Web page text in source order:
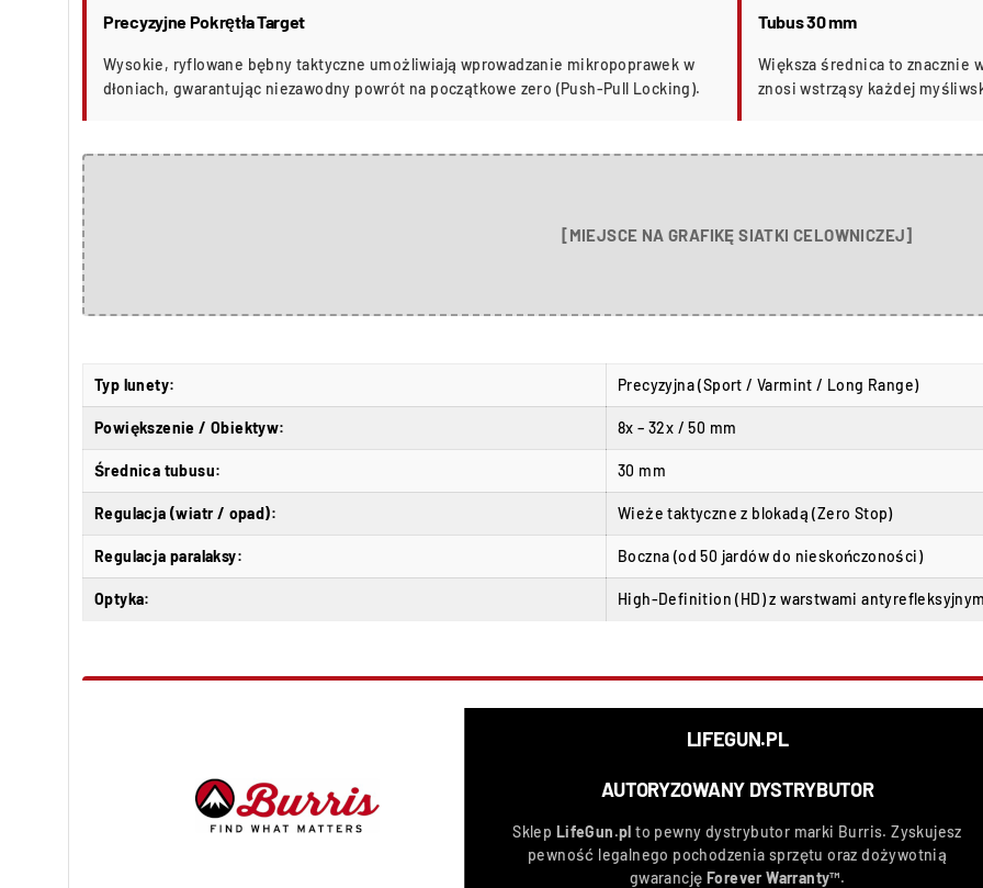
Precyzyjne Pokrętła Target
Wysokie, ryflowane bębny taktyczne umożliwiają wprowadzanie mikropoprawek w
dłoniach, gwarantując niezawodny powrót na początkowe zero (Push-Pull Locking).
Tubus 30 mm
Większa średnica to znacznie
znosi wstrząsy każdej
[MIEJSCE NA GRAFIKĘ SIATKI CELOWNICZEJ]
Typ lunety: Precyzyjna (Sport / Varmint / Long Range)
Powiększenie / Obiektyw: 8x – 32x / 50 mm
Średnica tubusu: 30 mm
Regulacja (wiatr / opad): Wieże taktyczne z blokadą (Zero Stop)
Regulacja paralaksy: Boczna (od 50 jardów do nieskończoności)
Optyka: High-Definition (HD) z warstwami
LIFEGUN.PL
AUTORYZOWANY DYSTRYBUTOR
Sklep LifeGun.pl to pewny dystrybutor marki Burris. Zyskujesz
pewność legalnego pochodzenia sprzętu oraz dożywotnią
gwarancję Forever Warranty™.